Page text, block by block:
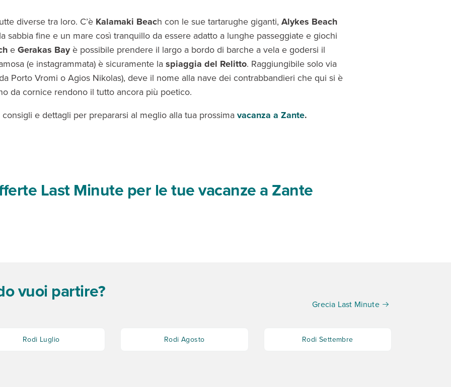
diverse tra loro. C’è Kalamaki Beach con le sue tartarughe giganti, Alykes Beach
sabbia fine e un mare così tranquillo da essere adatto a lunghe passeggiate e giochi
eGerakas Bayè possibile prendere il largo a bordo di barche a vela e godersi il
(e instagrammata) è sicuramente laspiaggia del Relitto. Raggiungibile solo via
Porto Vromi o Agios Nikolas), deve il nome alla nave dei contrabbandieri che qui si è
da cornice rendono il tutto ancora più poetico.
e dettagli per prepararsi al meglio alla tua prossimavacanza a Zante.
Last Minute per le tue vacanze a Zante
vuoi partire?
Grecia Last Minute
Rodi Luglio Rodi Agosto Rodi Settembre